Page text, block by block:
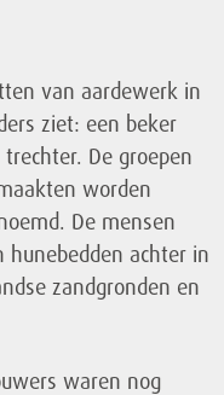
van aardewerk in
ziet: een beker
De groepen
worden
De mensen
hunebedden achter in
zandgronden en
waren nog